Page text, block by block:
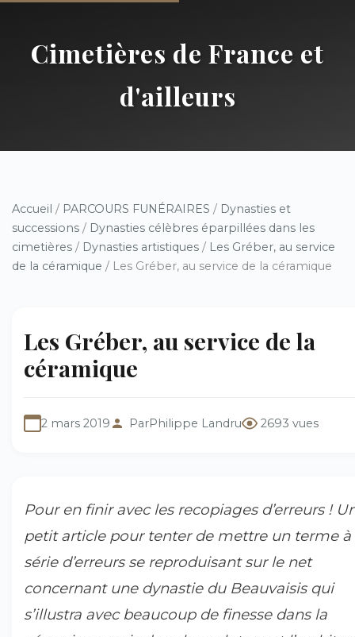
Cimetières de France et
d'ailleurs
Accueil / PARCOURS FUNÉRAIRES / Dynasties et
successions / Dynasties célèbres éparpillées dans les
cimetières / Dynasties artistiques / Les Gréber, au service
de la céramique / Les Gréber, au service de la céramique
Les Gréber, au service de la
céramique
2 mars 2019 ParPhilippe Landru 2693 vues
Pour en finir avec les recopiages d’erreurs !
petit article pour tenter de mettre un terme à
série d’erreurs se reproduisant sur le net
concernant une dynastie du Beauvaisis qui
s’illustra avec beaucoup de finesse dans la